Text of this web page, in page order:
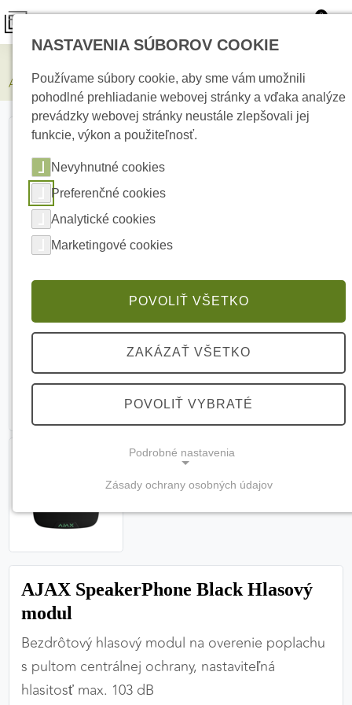
0
AJAX SpeakerPhone Black Hlasový modul
AJAX SpeakerPhone Black Hlasový
modul
Bezdrôtový hlasový modul na overenie poplachu
s pultom centrálnej ochrany, nastaviteľná
hlasitosť max. 103 dB
NASTAVENIA SÚBOROV COOKIE
Používame súbory cookie, aby sme vám umožnili
pohodlné prehliadanie webovej stránky a vďaka analýze
prevádzky webovej stránky neustále zlepšovali jej
funkcie, výkon a použiteľnosť.
Nevyhnutné cookies
Preferenčné cookies
Analytické cookies
Marketingové cookies
POVOLIŤ VŠETKO
ZAKÁZAŤ VŠETKO
POVOLIŤ VYBRATÉ
Podrobné nastavenia
(vždy aktívne, nemožno vypnúť)
Tieto cookies sú potrebné na správne fungovanie
zabezpečiť jej plnú funkčnosť.
PREFERENČNÉ COOKIES
Zásady ochrany osobných údajov